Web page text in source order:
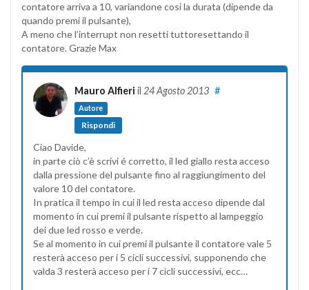
contatore arriva a 10, variandone cosi la durata (dipende da
quando premi il pulsante),
A meno che l’interrupt non resetti tuttoresettando il
contatore. Grazie Max
Mauro Alfieri il 24 Agosto 2013
Autore
#
Rispondi
Ciao Davide,
in parte ciò c’è scrivi é corretto, il led giallo resta acceso
dalla pressione del pulsante fino al raggiungimento del
valore 10 del contatore.
In pratica il tempo in cui il led resta acceso dipende dal
momento in cui premi il pulsante rispetto al lampeggio
dei due led rosso e verde.
Se al momento in cui premi il pulsante il contatore vale 5
resterà acceso per i 5 cicli successivi, supponendo che
valda 3 resterà acceso per i 7 cicli successivi, ecc…